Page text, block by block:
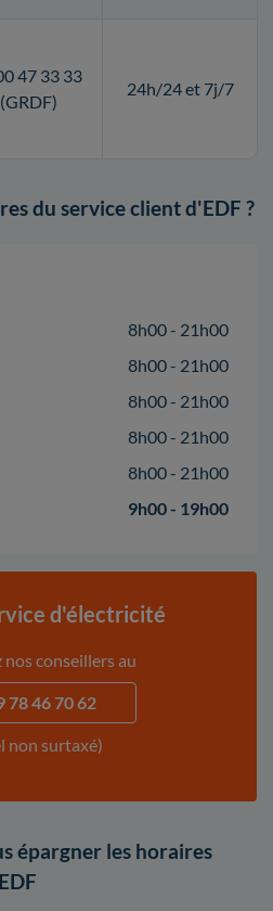
47 33 33
(GRDF)
24h/24 et 7j/7
du service client d'EDF ?
8h00 - 21h00
8h00 - 21h00
8h00 - 21h00
8h00 - 21h00
8h00 - 21h00
9h00 - 19h00
d'électricité
conseillers au
78 46 70 62
non surtaxé)
épargner les horaires